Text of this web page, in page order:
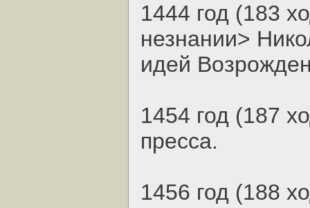
1444 год (183
незнании>
идей
1454 год (187
пресса.
1456 год (188